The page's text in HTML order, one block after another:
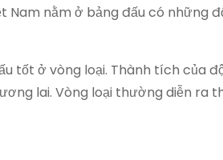
nằm ở bảng đấu có những
tốt ở vòng loại. Thành tích của
lai. Vòng loại thường diễn ra